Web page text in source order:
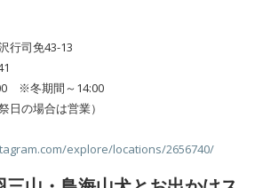
行司免43-13
※冬期間～14:00
の場合は営業）
explore/locations/2656740/